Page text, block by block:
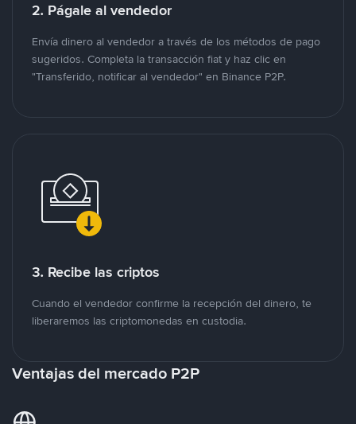
2. Págale al vendedor
Envía dinero al vendedor a través de los métodos de pago
sugeridos. Completa la transacción fiat y haz clic en
"Transferido, notificar al vendedor" en Binance P2P.
3. Recibe las criptos
Cuando el vendedor confirme la recepción del dinero, te
liberaremos las criptomonedas en custodia.
Ventajas del mercado P2P